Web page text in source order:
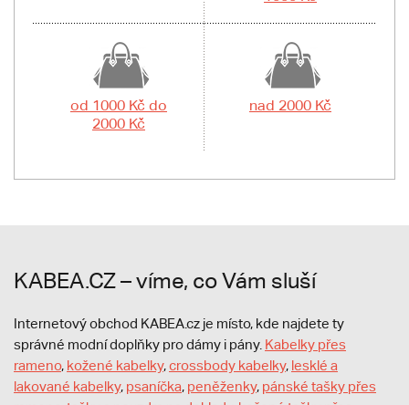
od 1000 Kč do
2000 Kč
nad 2000 Kč
KABEA.CZ – víme, co Vám sluší
Internetový obchod KABEA.cz je místo, kde najdete ty
správné modní doplňky pro dámy i pány. Kabelky přes
rameno, kožené kabelky,crossbody kabelky, lesklé a
lakované kabelky, psaníčka, peněženky, pánské tašky přes